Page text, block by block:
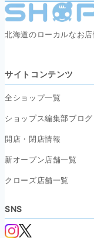
北海道のローカルなお
サイトコンテンツ
全ショップ一覧
ショップス編集部ブログ
開店・閉店情報
新オープン店舗一覧
クローズ店舗一覧
SNS